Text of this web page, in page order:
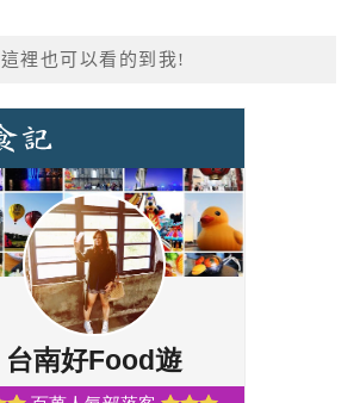
這裡也可以看的到我!